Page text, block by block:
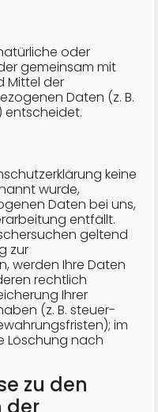
oder
gemeinsam mit
Mittel der
Daten (z. B.
entscheidet.
keine
wurde,
Daten bei uns,
entfällt.
geltend
zur
werden Ihre Daten
rechtlich
Ihrer
(z. B. steuer-
im
Löschung nach
zu den